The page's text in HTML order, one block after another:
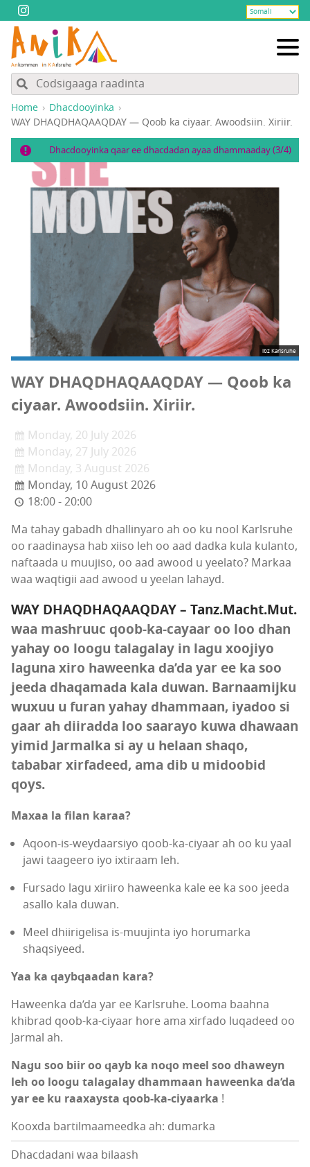
Home
Dhacdooyinka
WAY DHAQDHAQAAQDAY — Qoob ka ciyaar. Awoodsiin. Xiriir.
Dhacdooyinka qaar ee dhacdadan ayaa dhammaaday (3/4)
ibz Karlsruhe
WAY DHAQDHAQAAQDAY — Qoob ka
ciyaar. Awoodsiin. Xiriir.
Monday, 20 July 2026
Monday, 27 July 2026
Monday, 3 August 2026
Monday, 10 August 2026
18:00 - 20:00
Ma tahay gabadh dhallinyaro ah oo ku nool Karlsruhe
oo raadinaysa hab xiiso leh oo aad dadka kula kulanto,
naftaada u muujiso, oo aad awood u yeelato? Markaa
waa waqtigii aad awood u yeelan lahayd.
WAY DHAQDHAQAAQDAY – Tanz.Macht.Mut.
waa mashruuc qoob-ka-cayaar oo loo dhan
yahay oo loogu talagalay in lagu xoojiyo
laguna xiro haweenka da’da yar ee ka soo
jeeda dhaqamada kala duwan. Barnaamijku
wuxuu u furan yahay dhammaan, iyadoo si
gaar ah diiradda loo saarayo kuwa dhawaan
yimid Jarmalka si ay u helaan shaqo,
tababar xirfadeed, ama dib u midoobid
qoys.
Maxaa la filan karaa?
Aqoon-is-weydaarsiyo qoob-ka-ciyaar ah oo ku yaal
jawi taageero iyo ixtiraam leh.
Fursado lagu xiriiro haweenka kale ee ka soo jeeda
asallo kala duwan.
Meel dhiirigelisa is-muujinta iyo horumarka
shaqsiyeed.
Yaa ka qaybqaadan kara?
Haweenka da’da yar ee Karlsruhe. Looma baahna
khibrad qoob-ka-ciyaar hore ama xirfado luqadeed oo
Jarmal ah.
Nagu soo biir oo qayb ka noqo meel soo dhaweyn
leh oo loogu talagalay dhammaan haweenka da’da
yar ee ku raaxaysta qoob-ka-ciyaarka !
Kooxda bartilmaameedka ah: dumarka
Dhacdadani waa bilaash